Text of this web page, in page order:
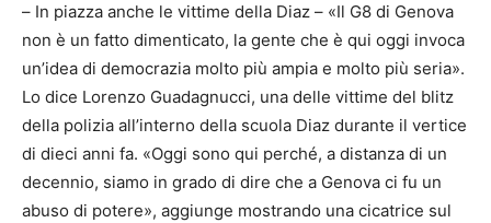
– In piazza anche le vittime della Diaz – «Il G8 di Genova
non è un fatto dimenticato, la gente che è qui oggi invoca
un’idea di democrazia molto più ampia e molto più seria».
Lo dice Lorenzo Guadagnucci, una delle vittime del blitz
della polizia all’interno della scuola Diaz durante il vertice
di dieci anni fa. «Oggi sono qui perché, a distanza di un
decennio, siamo in grado di dire che a Genova ci fu un
abuso di potere», aggiunge mostrando una cicatrice sul